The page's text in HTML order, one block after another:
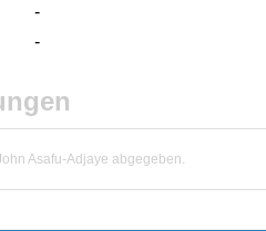
-
-
Asafu-Adjaye abgegeben.